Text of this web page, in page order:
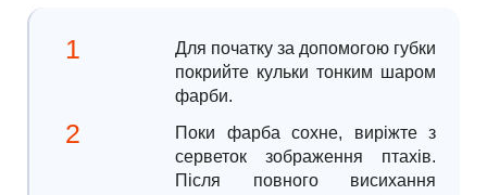
Для початку за допомогою губки
покрийте кульки тонким шаром
фарби.
Поки фарба сохне, виріжте з
серветок зображення птахів.
Після повного висихання